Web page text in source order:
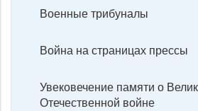
Военные трибуналы
Война на страницах прессы
Увековечение памяти о
Отечественной войне